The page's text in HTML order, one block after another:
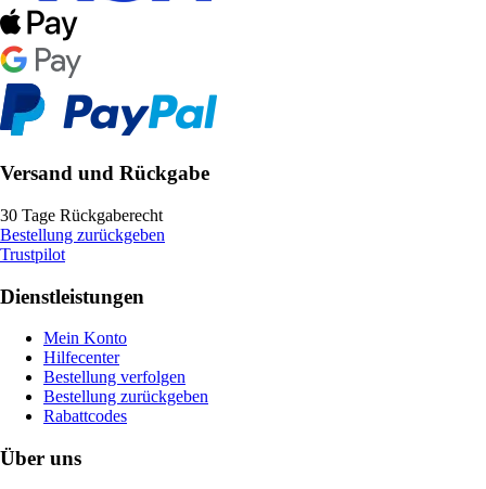
Versand und Rückgabe
30 Tage Rückgaberecht
Bestellung zurückgeben
Trustpilot
Dienstleistungen
Mein Konto
Hilfecenter
Bestellung verfolgen
Bestellung zurückgeben
Rabattcodes
Über uns